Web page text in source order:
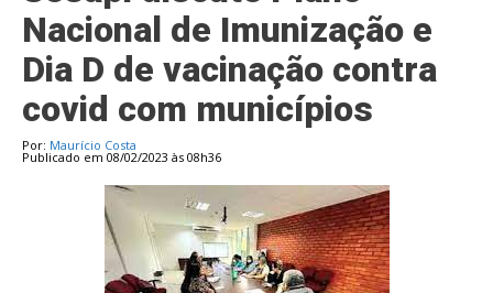
Nacional de Imunização e
Dia D de vacinação contra
covid com municípios
Por: Maurício Costa
Publicado em 08/02/2023 às 08h36